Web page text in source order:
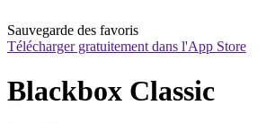
Sauvegarde des favoris
Télécharger gratuitement dans l'App Store
Blackbox Classic